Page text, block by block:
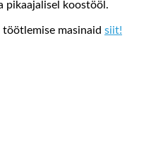
pikaajalisel koostööl.
masinaid siit!